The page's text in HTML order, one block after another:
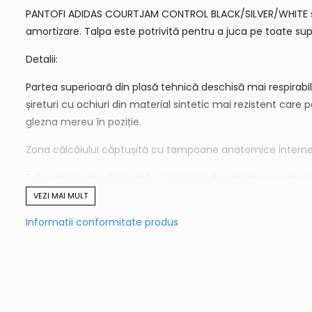
PANTOFI ADIDAS COURTJAM CONTROL BLACK/
amortizare. Talpa este potrivită pentru a juca pe toate
Detalii:
Partea superioară din plasă tehnică deschisă mai
șireturi cu ochiuri din material sintetic mai rezistent care
glezna mereu în poziție.
Zona călcâiului căptușită cu tampoane anatomice
se contractă atunci când se aplică presiune pe pantof,
AdiWear Un cauciuc extrem de durabil, care nu marcă în
VEZI MAI MULT
Informatii conformitate produs